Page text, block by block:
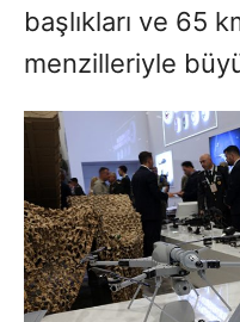
başlıkları ve 65
menzilleriyle